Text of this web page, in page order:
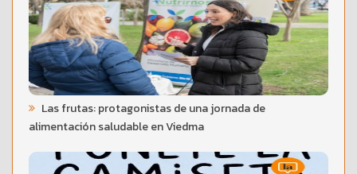
Las frutas: protagonistas de una jornada de
alimentación saludable en Viedma